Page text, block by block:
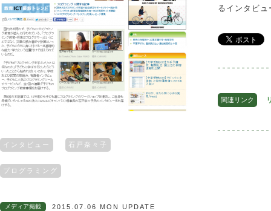
インタビュー 石戸奈々子
プログラミング
メディア掲載 2015.07.06 MON UPDATE
るインタビ
関連リンク